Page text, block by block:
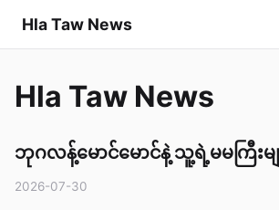
Hla Taw News
Hla Taw News
ဘုဂလန့်မောင်မောင်နဲ့ သူ့ရဲ့မမကြီးမျ
2026-07-30